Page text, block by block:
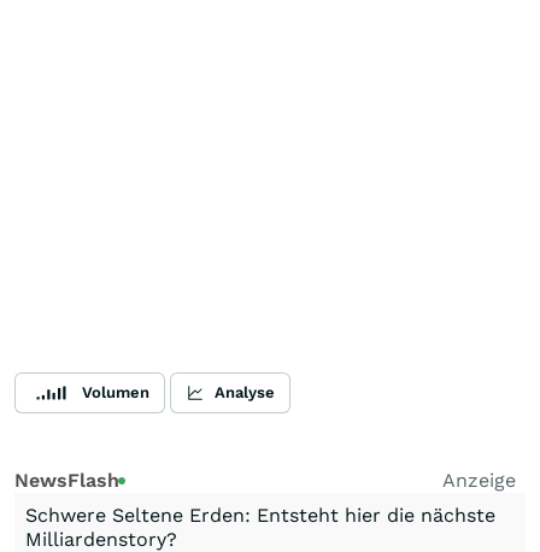
Volumen Analyse
NewsFlash
Anzeige
Schwere Seltene Erden: Entsteht hier die nächste
Milliardenstory?